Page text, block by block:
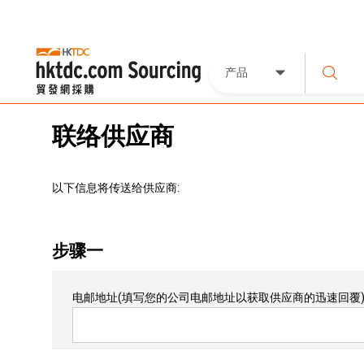
产品
联络供应商
以下信息将传送给供应商:
步骤一
电邮地址(填写您的公司电邮地址以获取供应商的迅速回覆)